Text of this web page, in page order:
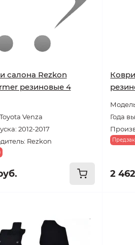
салона Rezkon
резиновые 4
Venza
2012-2017
Rezkon
Года
2